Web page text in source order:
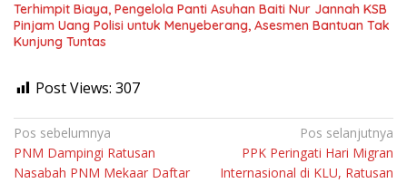
Terhimpit Biaya, Pengelola Panti Asuhan Baiti Nur Jannah KSB
Pinjam Uang Polisi untuk Menyeberang, Asesmen Bantuan Tak
Kunjung Tuntas
Post Views: 307
Navigasi
pos
Pos sebelumnya
PNM Dampingi Ratusan
Nasabah PNM Mekaar Daftar
Pos selanjutnya
PPK Peringati Hari Migran
Internasional di KLU, Ratusan